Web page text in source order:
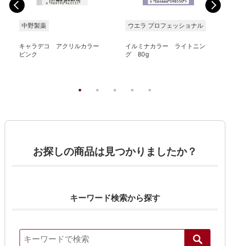
中野製薬
キャラデコ アクリルカラー
ピンク
ウエラ プロフェッショナル
イルミナカラー ライトニン
グ 80g
お探しの商品は見つかりましたか？
キーワード検索から探す